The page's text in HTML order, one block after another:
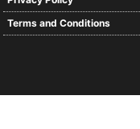
Terms and Conditions